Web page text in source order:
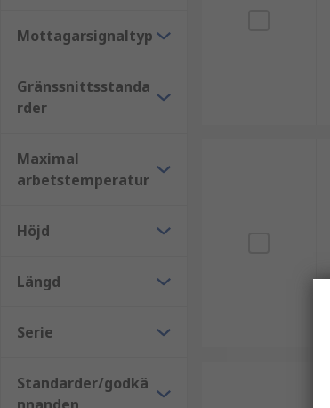
Mottagarsignaltyp
Gränssnittsstanda
rder
Maximal
arbetstemperatur
Höjd
Längd
Serie
Standarder/godkä